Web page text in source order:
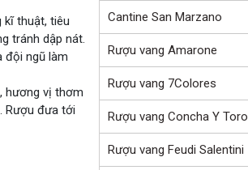
kĩ thuật, tiêu
tránh dập nát.
đội ngũ làm
hương vị thơm
Rượu đưa tới
Cantine San Marzano
Rượu vang Amarone
Rượu vang 7Colores
Rượu vang Concha Y Toro
Rượu vang Feudi Salentini